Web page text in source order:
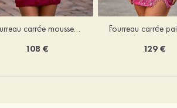
Fourreau carrée mousseline courte/mini robe de fête de la rentré avec volants
108 € 129 €